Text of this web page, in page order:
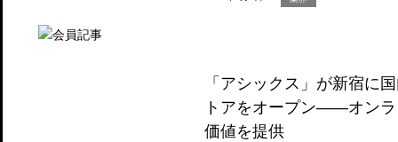
「アシックス」が新宿に
トアをオープン――オン
価値を提供